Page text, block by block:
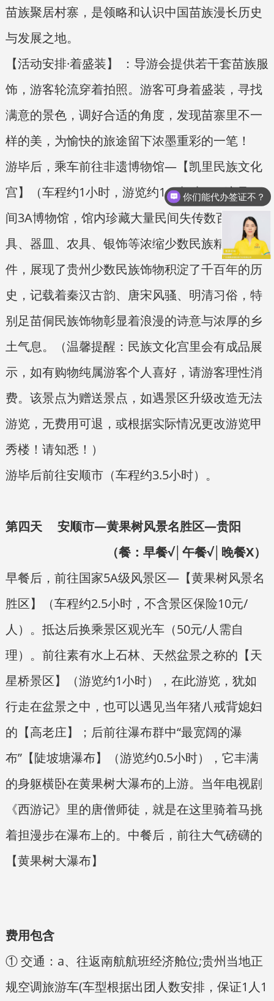
苗族聚居村寨，是领略和认识中国苗族漫长历史
与发展之地。
【活动安排·着盛装】 ：导游会提供若干套苗族服
饰，游客轮流穿着拍照。游客可身着盛装，寻找
满意的景色，调好合适的角度，发现苗寨里不一
样的美，为愉快的旅途留下浓墨重彩的一笔！
游毕后，乘车前往非遗博物馆—【凯里民族文化
宫】（车程约1小时，游览约1.5小时）：这是一
间3A博物馆，馆内珍藏大量民间失传数百年的家
具、器皿、农具、银饰等浓缩少数民族精华物
件，展现了贵州少数民族饰物积淀了千百年的历
史，记载着秦汉古韵、唐宋风骚、明清习俗，特
别足苗侗民族饰物彰显着浪漫的诗意与浓厚的乡
土气息。（温馨提醒：民族文化宫里会有成品展
示，如有购物纯属游客个人喜好，请游客理性消
费。该景点为赠送景点，如遇景区升级改造无法
游览，无费用可退，或根据实际情况更改游览甲
秀楼！请知悉！）
游毕后前往安顺市（车程约3.5小时）。
第四天 安顺市—黄果树风景名胜区—贵阳
（餐：早餐√│午餐√│晚餐X）
早餐后，前往国家5A级风景区—【黄果树风景名
胜区】（车程约2.5小时，不含景区保险10元/
人）。抵达后换乘景区观光车（50元/人需自
理）。前往素有水上石林、天然盆景之称的【天
星桥景区】（游览约1小时），在此游览，犹如
行走在盆景之中，也可以遇见当年猪八戒背媳妇
的【高老庄】；后前往瀑布群中“最宽阔的瀑
布”【陡坡塘瀑布】（游览约0.5小时），它丰满
的身躯横卧在黄果树大瀑布的上游。当年电视剧
《西游记》里的唐僧师徒，就是在这里骑着马挑
着担漫步在瀑布上的。中餐后，前往大气磅礴的
【黄果树大瀑布】
费用包含
① 交通：a、往返南航航班经济舱位;贵州当地正
规空调旅游车(车型根据出团人数安排，保证1人1
你们能代办签证不？